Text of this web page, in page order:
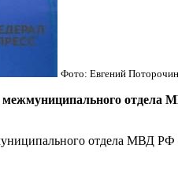
Фото: Евгений Поторочин
отдела
отдела МВД РФ